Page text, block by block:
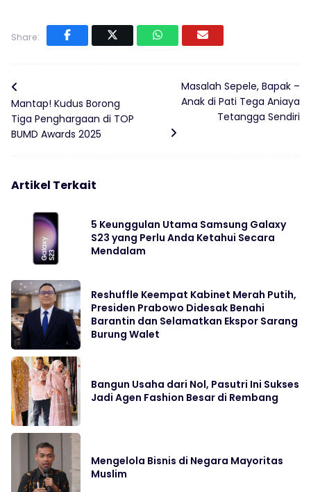
Share:
Mantap! Kudus Borong
Tiga Penghargaan di TOP
BUMD Awards 2025
Masalah Sepele, Bapak –
Anak di Pati Tega Aniaya
Tetangga Sendiri
Artikel Terkait
5 Keunggulan Utama Samsung Galaxy
S23 yang Perlu Anda Ketahui Secara
Mendalam
Reshuffle Keempat Kabinet Merah Putih,
Presiden Prabowo Didesak Benahi
Barantin dan Selamatkan Ekspor Sarang
Burung Walet
Bangun Usaha dari Nol, Pasutri Ini Sukses
Jadi Agen Fashion Besar di Rembang
Mengelola Bisnis di Negara Mayoritas
Muslim